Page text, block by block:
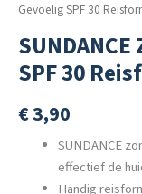
Gevoelig SPF 30
SPF 30
€3,90
SUNDANCE
effectief de
Handig